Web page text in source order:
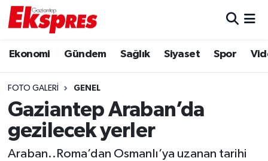
Ekonomi Gündem Sağlık Siyaset Spor
FOTO GALERI GENEL
Gaziantep Araban’da
gezilecek yerler
Araban..Roma’dan Osmanlı’ya uzanan tarihi
Ekonomi
Gaziantep son dakika
Genel
Trafik Durumu
Puan Durumu ve Fikstür
Tüm Manşetler